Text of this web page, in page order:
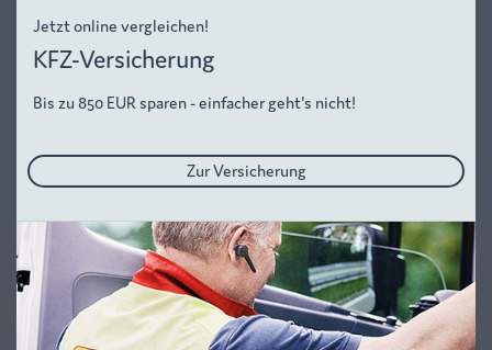
Jetzt online vergleichen!
KFZ-Versicherung
Bis zu 850 EUR sparen - einfacher geht's nicht!
Zur Versicherung